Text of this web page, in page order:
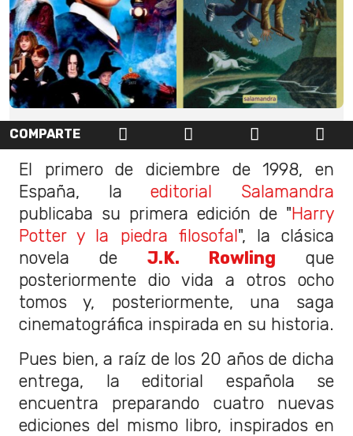
COMPARTE
El primero de diciembre de 1998, en
España, laeditorial Salamandra
publicaba su primera edición de "Harry
Potter y la piedra filosofal", la clásica
novela de J.K. Rowling que
posteriormente dio vida a otros ocho
tomos y, posteriormente, una saga
cinematográfica inspirada en su historia.
Pues bien, a raíz de los 20 años de dicha
entrega, la editorial española se
encuentra preparando cuatro nuevas
ediciones del mismo libro, inspirados en